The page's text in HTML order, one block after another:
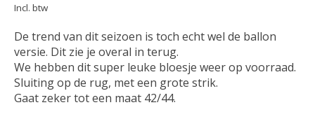
Incl. btw
De trend van dit seizoen is toch echt wel de ballon
versie. Dit zie je overal in terug.
We hebben dit super leuke bloesje weer op voorraad.
Sluiting op de rug, met een grote strik.
Gaat zeker tot een maat 42/44.